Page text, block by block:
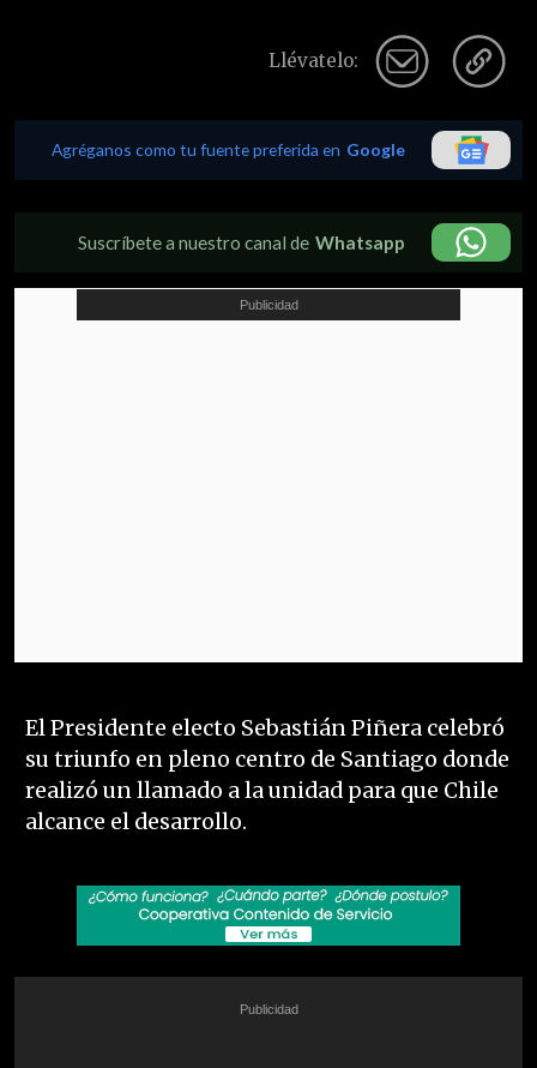
Llévatelo:
Agréganos como tu fuente preferida en Google
Suscríbete a nuestro canal de Whatsapp
El Presidente electo Sebastián Piñera celebró
su triunfo en pleno centro de Santiago donde
realizó un llamado a la unidad para que Chile
alcance el desarrollo.